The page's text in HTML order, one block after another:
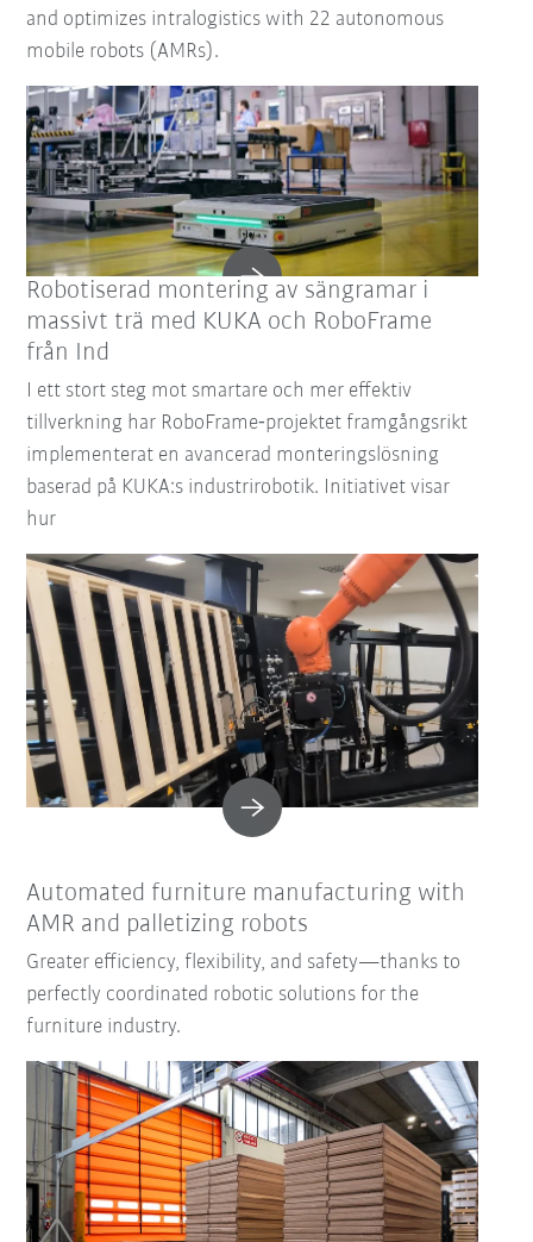
and optimizes intralogistics with 22 autonomous
mobile robots (AMRs).
Robotiserad montering av sängramar i
massivt trä med KUKA och RoboFrame
från Ind
I ett stort steg mot smartare och mer effektiv
tillverkning har RoboFrame‑projektet framgångsrikt
implementerat en avancerad monteringslösning
baserad på KUKA:s industrirobotik. Initiativet visar
hur
Automated furniture manufacturing with
AMR and palletizing robots
Greater efficiency, flexibility, and safety—thanks to
perfectly coordinated robotic solutions for the
furniture industry.